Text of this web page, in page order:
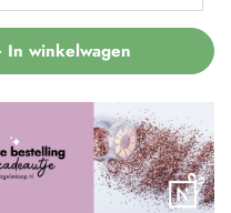
In winkelwagen